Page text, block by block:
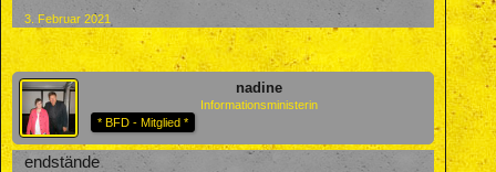
3. Februar 2021
nadine
Informationsministerin
* BFD - Mitglied *
endstände